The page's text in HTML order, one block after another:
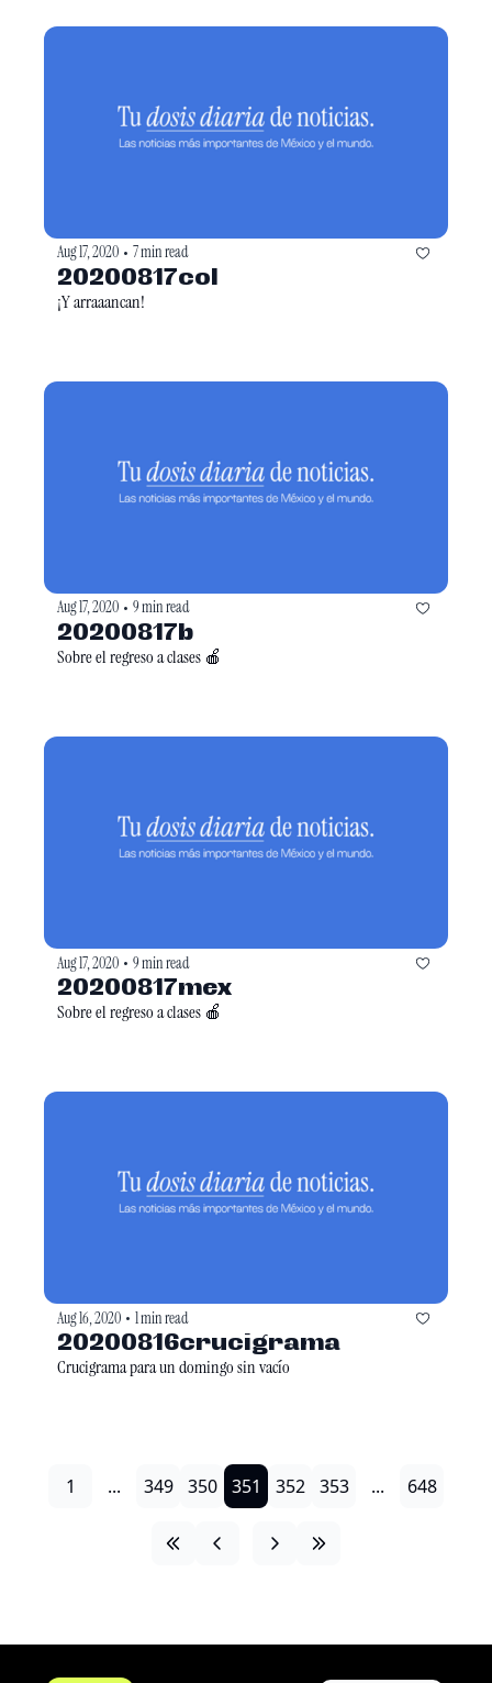
Aug 17, 2020 • 7 min read
20200817col
¡Y arraaancan!
Aug 17, 2020 • 9 min read
20200817b
Sobre el regreso a clases 🍎
Aug 17, 2020 • 9 min read
20200817mex
Sobre el regreso a clases 🍎
Aug 16, 2020 • 1 min read
20200816crucigrama
Crucigrama para un domingo sin vacío
1 ... 349 350 351 352 353 ... 648